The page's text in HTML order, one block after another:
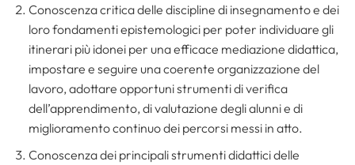
Conoscenza critica delle discipline di insegnamento e dei
loro fondamenti epistemologici per poter individuare gli
itinerari più idonei per una efficace mediazione didattica,
impostare e seguire una coerente organizzazione del
lavoro, adottare opportuni strumenti di verifica
dell’apprendimento, di valutazione degli alunni e di
miglioramento continuo dei percorsi messi in atto.
Conoscenza dei principali strumenti didattici delle